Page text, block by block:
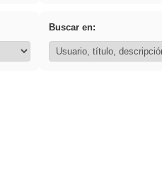
Buscar en: